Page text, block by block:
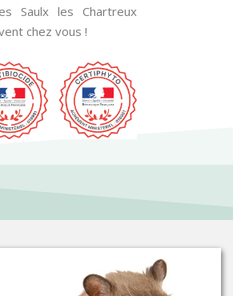
Saulx les Chartreux
chez vous !